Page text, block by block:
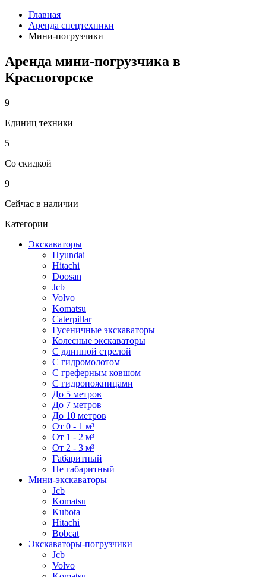
Главная
Аренда спецтехники
Мини-погрузчики
Аренда мини-погрузчика в
Красногорске
9
Единиц техники
5
Со скидкой
9
Сейчас в наличии
Категории
Экскаваторы
Hyundai
Hitachi
Doosan
Jcb
Volvo
Komatsu
Caterpillar
Гусеничные экскаваторы
Колесные экскаваторы
С длинной стрелой
С гидромолотом
С греферным ковшом
С гидроножницами
До 5 метров
До 7 метров
До 10 метров
От 0 - 1 м³
От 1 - 2 м³
От 2 - 3 м³
Габаритный
Не габаритный
Мини-экскаваторы
Jcb
Komatsu
Kubota
Hitachi
Bobcat
Экскаваторы-погрузчики
Jcb
Volvo